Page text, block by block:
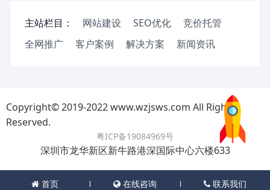
主站栏目： 网站建设 SEO优化
竞价托管
全网推广
客户案例 解决方案 新闻资讯
首页 在线咨询 联系我们
Copyright© 2019-2022 www.wzjsws.com All Rights
Reserved.
粤ICP备19084969号
深圳市龙华新区新牛路港深国际中心六楼633